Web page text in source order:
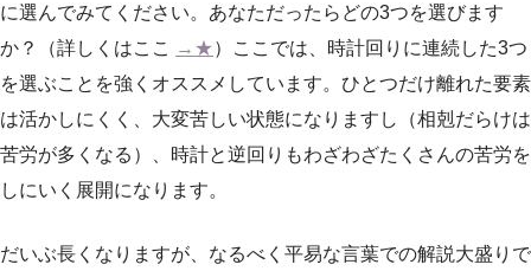
に選んでみてください。あなただったらどの3つを選びます
か？（詳しくはここ
→★）ここでは、時計回りに連続した3つ
を選ぶことを強くオススメしています。ひとつだけ離れた要素
は活かしにくく、大変苦しい状態になりますし（相剋だらけは
苦労が多くなる）、時計と逆回りもわざわざたくさんの苦労を
しにいく展開になります。
だいぶ長くなりますが、なるべく平易な言葉での解説大盛りで